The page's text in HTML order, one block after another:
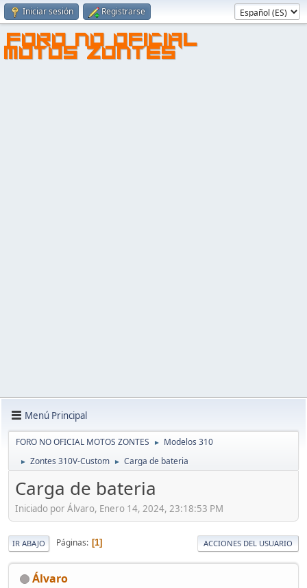
Iniciar sesión Registrarse
FORO NO OFICIAL
MOTOS ZONTES
Menú Principal
FORO NO OFICIAL MOTOS ZONTES ► Modelos 310
► Zontes 310V-Custom ► Carga de bateria
Carga de bateria
Iniciado por Álvaro, Enero 14, 2024, 23:18:53 PM
IR ABAJO Páginas 1 ACCIONES DEL USUARIO
Álvaro